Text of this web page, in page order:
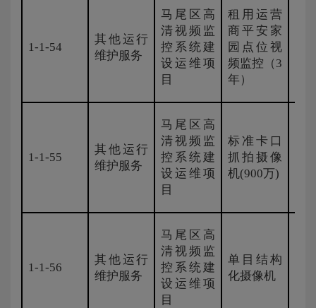
1-1-54
其他运行
维护服务
马尾区高
清视频监
控系统建
设运维项
目
租用运营
商平安家
园点位视
频监控（3
年）
1-1-55
其他运行
维护服务
马尾区高
清视频监
控系统建
设运维项
目
标准卡口
抓拍摄像
机(900万)
1-1-56
其他运行
维护服务
马尾区高
清视频监
控系统建
设运维项
目
单目结构
化摄像机